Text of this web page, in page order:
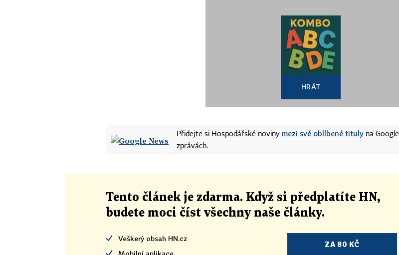
HRÁT
Přidejte si Hospodářské noviny mezi své oblíbené tituly na Google
zprávách.
Tento článek je zdarma. Když si předplatíte HN,
budete moci číst všechny naše články.
Veškerý obsah HN.cz
Mobilní aplikace
ZA 80 KČ